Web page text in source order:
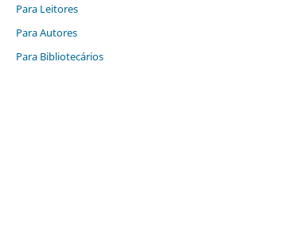
Para Leitores
Para Autores
Para Bibliotecários